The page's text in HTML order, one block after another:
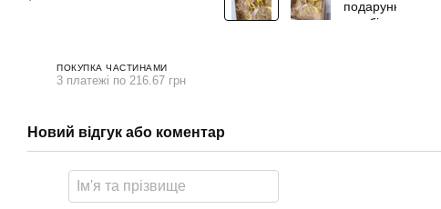
ПОКУПКА ЧАСТИНАМИ
3 платежі по 216.67 грн
Новий відгук або коментар